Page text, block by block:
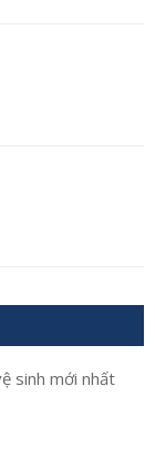
sinh mới nhất